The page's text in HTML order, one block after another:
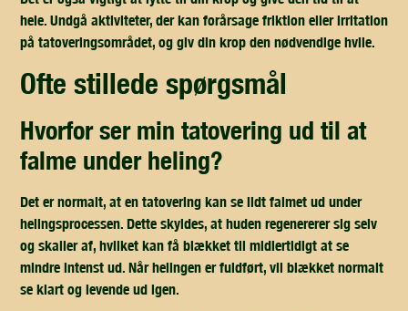
hele. Undgå aktiviteter, der kan forårsage friktion eller irritation
på tatoveringsområdet, og giv din krop den nødvendige hvile.
ofte stillede spørgsmål
hvorfor ser min tatovering ud til at
falme under heling?
Det er normalt, at en tatovering kan se lidt falmet ud under
helingsprocessen. Dette skyldes, at huden regenererer sig selv
og skaller af, hvilket kan få blækket til midlertidigt at se
mindre intenst ud. Når helingen er fuldført, vil blækket normalt
se klart og levende ud igen.